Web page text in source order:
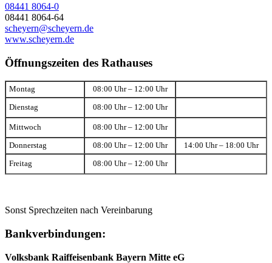
08441 8064-0
08441 8064-64
scheyern@scheyern.de
www.scheyern.de
Öffnungszeiten des Rathauses
Montag 08:00 Uhr – 12:00 Uhr
Dienstag 08:00 Uhr – 12:00 Uhr
Mittwoch 08:00 Uhr – 12:00 Uhr
Donnerstag 08:00 Uhr – 12:00 Uhr 14:00 Uhr – 18:00 Uhr
Freitag 08:00 Uhr – 12:00 Uhr
Sonst Sprechzeiten nach Vereinbarung
Bankverbindungen:
Volksbank Raiffeisenbank Bayern Mitte eG